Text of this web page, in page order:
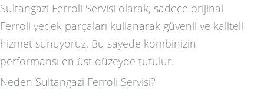
Sultangazi Ferroli Servisi olarak, sadece orijinal
Ferroli yedek parçaları kullanarak güvenli ve kaliteli
hizmet sunuyoruz. Bu sayede kombinizin
performansı en üst düzeyde tutulur.
Neden Sultangazi Ferroli Servisi?